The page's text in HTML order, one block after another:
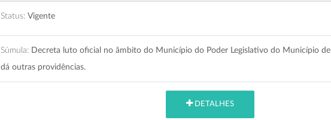
Status: Vigente
Súmula: Decreta luto oficial no âmbito do Município do Poder Legislativo do Município de
dá outras providências.
DETALHES